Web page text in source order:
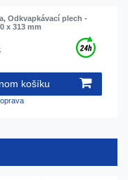
Odkvapkávací plech -
x 313 mm
košíku